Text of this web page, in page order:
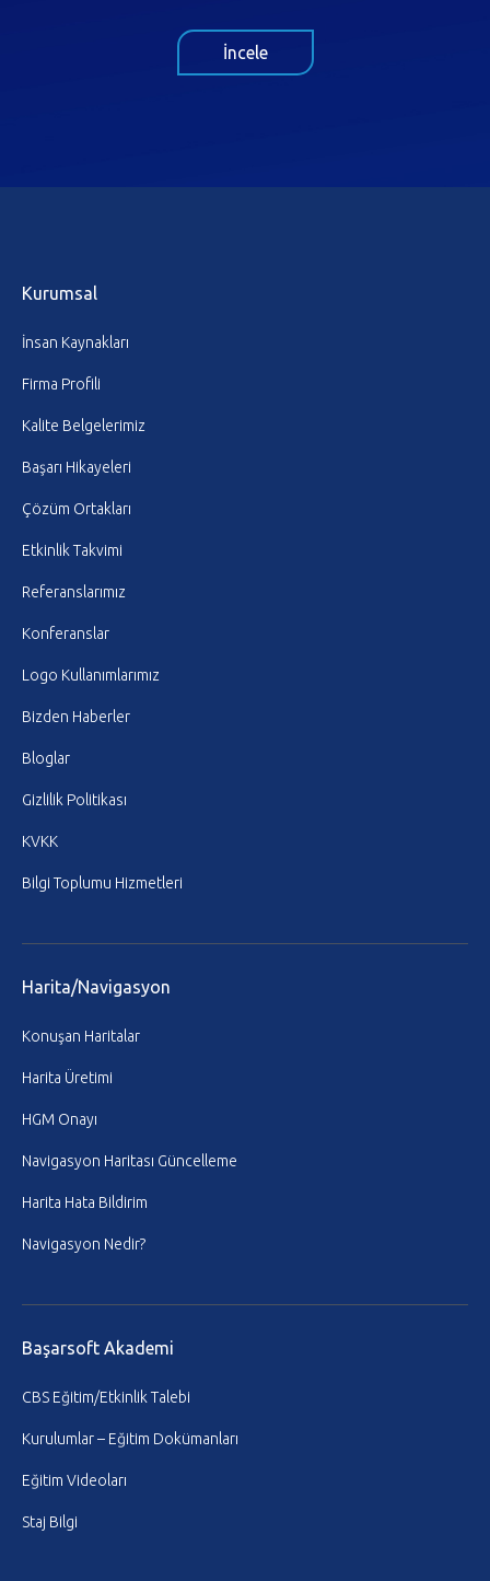
İncele
Kurumsal
İnsan Kaynakları
Firma Profili
Kalite Belgelerimiz
Başarı Hikayeleri
Çözüm Ortakları
Etkinlik Takvimi
Referanslarımız
Konferanslar
Logo Kullanımlarımız
Bizden Haberler
Bloglar
Gizlilik Politikası
KVKK
Bilgi Toplumu Hizmetleri
Harita/Navigasyon
Konuşan Haritalar
Harita Üretimi
HGM Onayı
Navigasyon Haritası Güncelleme
Harita Hata Bildirim
Navigasyon Nedir?
Başarsoft Akademi
CBS Eğitim/Etkinlik Talebi
Kurulumlar – Eğitim Dokümanları
Eğitim Videoları
Staj Bilgi